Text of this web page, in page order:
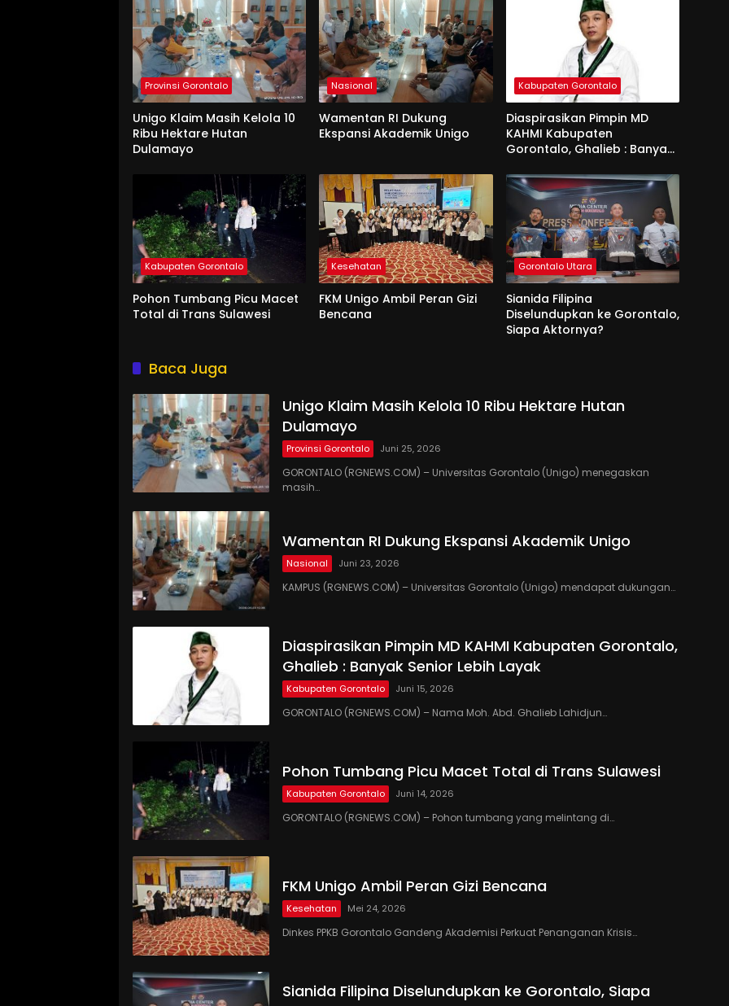
Provinsi Gorontalo
Unigo Klaim Masih Kelola 10
Ribu Hektare Hutan
Dulamayo
Nasional
Wamentan RI Dukung
Ekspansi Akademik Unigo
Kabupaten Gorontalo
Diaspirasikan Pimpin MD
KAHMI Kabupaten
Gorontalo, Ghalieb : Banyak
Kabupaten Gorontalo
Pohon Tumbang Picu Macet
Total di Trans Sulawesi
Kesehatan
FKM Unigo Ambil Peran Gizi
Bencana
Gorontalo Utara
Sianida Filipina
Diselundupkan ke Gorontalo,
Siapa Aktornya?
Baca Juga
Unigo Klaim Masih Kelola 10 Ribu Hektare Hutan
Dulamayo
Provinsi Gorontalo Juni 25, 2026
GORONTALO (RGNEWS.COM) – Universitas Gorontalo (Unigo) menegaskan
masih…
Wamentan RI Dukung Ekspansi Akademik Unigo
Nasional Juni 23, 2026
KAMPUS (RGNEWS.COM) – Universitas Gorontalo (Unigo) mendapat dukungan…
Diaspirasikan Pimpin MD KAHMI Kabupaten Gorontalo,
Ghalieb : Banyak Senior Lebih Layak
Kabupaten Gorontalo Juni 15, 2026
GORONTALO (RGNEWS.COM) – Nama Moh. Abd. Ghalieb Lahidjun…
Pohon Tumbang Picu Macet Total di Trans Sulawesi
Kabupaten Gorontalo Juni 14, 2026
GORONTALO (RGNEWS.COM) – Pohon tumbang yang melintang di…
FKM Unigo Ambil Peran Gizi Bencana
Kesehatan Mei 24, 2026
Dinkes PPKB Gorontalo Gandeng Akademisi Perkuat Penanganan Krisis…
Sianida Filipina Diselundupkan ke Gorontalo, Siapa